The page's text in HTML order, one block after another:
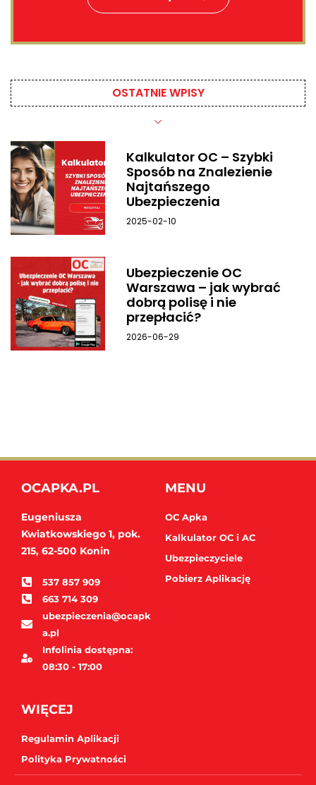
OSTATNIE WPISY​
Kalkulator OC – Szybki
Sposób na Znalezienie
Najtańszego
Ubezpieczenia
2025-02-10
Ubezpieczenie OC
Warszawa – jak wybrać
dobrą polisę i nie
przepłacić?
2026-06-29
OCAPKA.PL
Eugeniusza
Kwiatkowskiego 1, pok.
215, 62-500 Konin
537 857 909
663 714 309
ubezpieczenia@ocapk
a.pl
Infolinia dostępna:
08:30 - 17:00
MENU
OC Apka
Kalkulator OC i AC
Ubezpieczyciele
Pobierz Aplikację
WIĘCEJ
Regulamin Aplikacji
Polityka Prywatności